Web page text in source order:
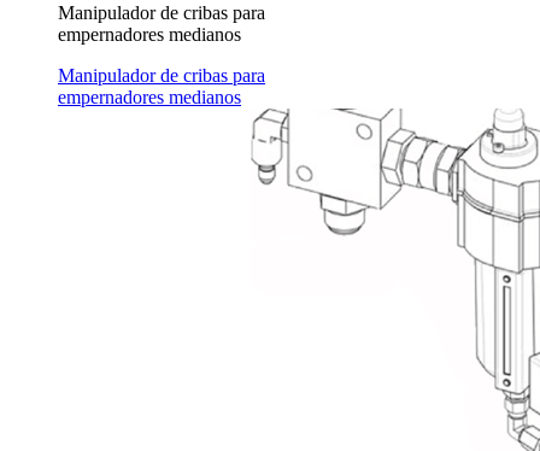
Manipulador de cribas para
empernadores medianos
Manipulador de cribas para
empernadores medianos